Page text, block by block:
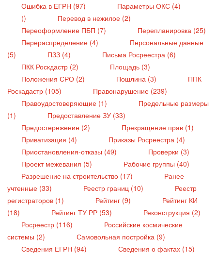
Ошибка в ЕГРН (97)
Параметры ОКС (4)
()
Перевод в нежилое (2)
Переоформление ПБП (7)
Перепланировка (25)
Перераспределение (4)
Персональные данные
(5)
ПЗЗ (4)
Письма Росреестра (6)
ПКК Роскдастр (2)
Площадь (3)
Положения СРО (2)
Пошлина (3)
ППК
Роскадастр (105)
Правонарушение (239)
Правоудостоверяющие (1)
Предельные размеры
(1)
Предоставление ЗУ (33)
Предостережение (2)
Прекращение прав (1)
Приватизация (4)
Приказы Росреестра (4)
Приостановления-отказы (49)
Проверки (3)
Проект межевания (5)
Рабочие группы (40)
Разрешение на строительство (17)
Ранее
учтенные (33)
Реестр границ (10)
Реестр
регистраторов (1)
Рейтинг (9)
Рейтинг КИ
(18)
Рейтинг ТУ РР (53)
Реконструкция (2)
Росреестр (116)
Российские космические
системы (2)
Самовольная постройка (9)
Сведения ЕГРН (94)
Сведения о фактах (15)